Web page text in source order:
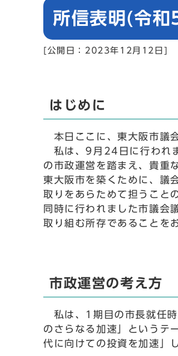
所信表明(令和
[公開日：2023年12月12日]
はじめに
本日ここに、東大阪市議
私は、9月24日に行われ
の市政運営を踏まえ、貴重
東大阪市を築くために、議
取りをあらためて担うこと
同時に行われました市議会
取り組む所存であることを
市政運営の考え方
私は、1期目の市長就任時
のさらなる加速」というテ
代に向けての投資を加速」